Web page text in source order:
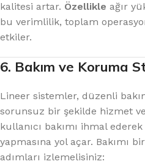
kalitesi artar. Özellikle ağır
bu verimlilik, toplam
etkiler.
6. Bakım ve Koruma
Lineer sistemler, düzenli
sorunsuz bir şekilde hizmet
kullanıcı bakımı ihmal
yapmasına yol açar. Bakımı
adımları izlemelisiniz: